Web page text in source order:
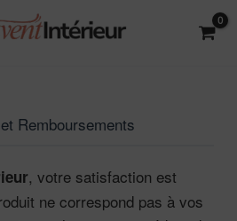
Remboursements
, votre satisfaction est
ne correspond pas à vos